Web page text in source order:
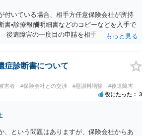
付いている場合、相手方任意保険会社が所持
書•診療報酬明細書などのコピーなどを入手で
後遺障害の一度目の申請を相手方任意保険会
任意保険会社から入手できる可能性がありま
、通院していた病院のカルテを取り付けるこ
ませんが、昨年４月から既に１年半年程度経
意識しながら対応をしておきたいところで
打開しない可能性もあるため、依頼の対応が
い合わせ、上記の方法等を参考に進め方を相
かもしれません。
症診断書について
害者 #保険会社との交渉 #慰謝料増額 #後遺障害
役にたった 3
、という問題はありますが、保険会社からあ